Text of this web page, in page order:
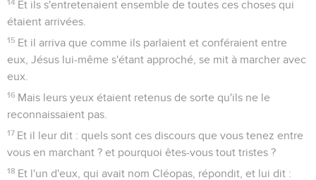
14 Et ils s'entretenaient ensemble de toutes ces choses qui
étaient arrivées.
15 Et il arriva que comme ils parlaient et conféraient entre
eux, Jésus lui-même s'étant approché, se mit à marcher avec
eux.
16 Mais leurs yeux étaient retenus de sorte qu'ils ne le
reconnaissaient pas.
17 Et il leur dit : quels sont ces discours que vous tenez entre
vous en marchant ? et pourquoi êtes-vous tout tristes ?
18 Et l'un d'eux, qui avait nom Cléopas, répondit, et lui dit :